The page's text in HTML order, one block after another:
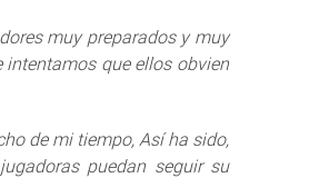
muy preparados y muy
intentamos que ellos obvien
de mi tiempo, Así ha sido,
puedan seguir su